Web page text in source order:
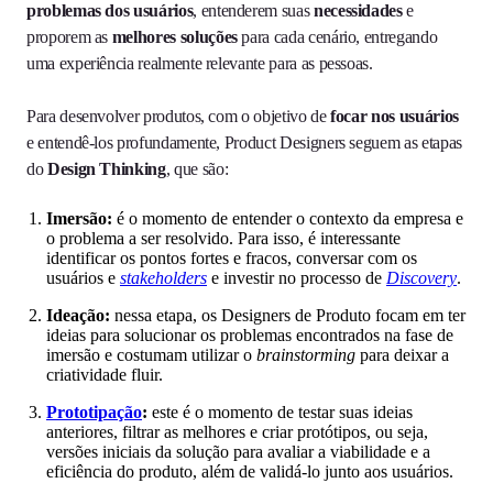
problemas dos usuários, entenderem suasnecessidadese
proporem as melhores soluçõespara cada cenário, entregando
uma experiência realmente relevante para as pessoas.
Para desenvolver produtos, com o objetivo defocar nos usuários
e entendê-los profundamente, Product Designers seguem as etapas
doDesign Thinking, que são:
Imersão: é o momento de entender o contexto da empresa e
o problema a ser resolvido. Para isso, é interessante
identificar os pontos fortes e fracos, conversar com os
usuários e stakeholders e investir no processo de Discovery.
Ideação: nessa etapa, os Designers de Produto focam em ter
ideias para solucionar os problemas encontrados na fase de
imersão e costumam utilizar o brainstorming para deixar a
criatividade fluir.
Prototipação: este é o momento de testar suas ideias
anteriores, filtrar as melhores e criar protótipos, ou seja,
versões iniciais da solução para avaliar a viabilidade e a
eficiência do produto, além de validá-lo junto aos usuários.